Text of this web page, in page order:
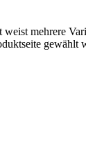
weist mehrere
gewählt